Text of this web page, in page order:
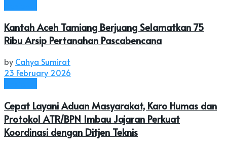
Kantah Aceh Tamiang Berjuang Selamatkan 75
Ribu Arsip Pertanahan Pascabencana
by Cahya Sumirat
23 February 2026
Cepat Layani Aduan Masyarakat, Karo Humas dan
Protokol ATR/BPN Imbau Jajaran Perkuat
Koordinasi dengan Ditjen Teknis